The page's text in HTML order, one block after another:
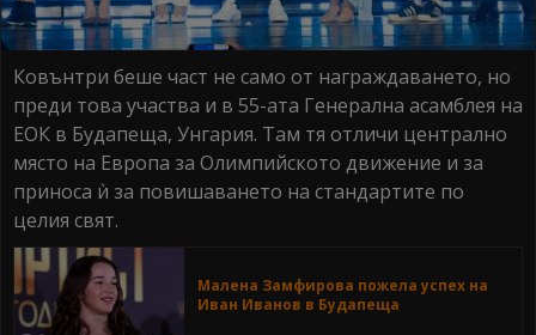
Ковънтри беше част не само от награждаването, но
преди това участва и в 55-ата Генерална асамблея на
ЕОК в Будапеща, Унгария. Там тя отличи централно
място на Европа за Олимпийското движение и за
приноса ѝ за повишаването на стандартите по
целия свят.
Малена Замфирова пожела успех на
Иван Иванов в Будапеща